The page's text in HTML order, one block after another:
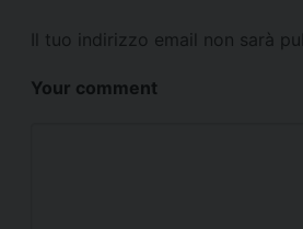
Il tuo indirizzo email non sarà
Your comment